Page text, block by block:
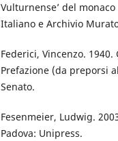
Vulturnense’ del
Italiano e Archivio
Federici, Vincenzo.
Prefazione (da preporsi
Senato.
Fesenmeier, Ludwig.
Padova: Unipress.